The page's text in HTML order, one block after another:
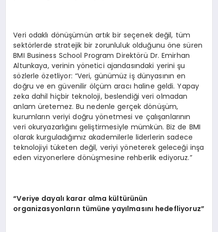
Veri odaklı dönüşümün artık bir seçenek değil, tüm
sektörlerde stratejik bir zorunluluk olduğunu öne süren
BMI Business School Program Direktörü Dr. Emirhan
Altunkaya, verinin yönetici ajandasındaki yerini şu
sözlerle özetliyor: “Veri, günümüz iş dünyasının en
doğru ve en güvenilir ölçüm aracı haline geldi. Yapay
zeka dahil hiçbir teknoloji, beslendiği veri olmadan
anlam üretemez. Bu nedenle gerçek dönüşüm,
kurumların veriyi doğru yönetmesi ve çalışanlarının
veri okuryazarlığını geliştirmesiyle mümkün. Biz de BMI
olarak kurguladığımız akademilerle liderlerin sadece
teknolojiyi tüketen değil, veriyi yöneterek geleceği inşa
eden vizyonerlere dönüşmesine rehberlik ediyoruz.”
“Veriye dayalı karar alma kültürünün
organizasyonların tümüne yayılmasını hedefliyoruz”